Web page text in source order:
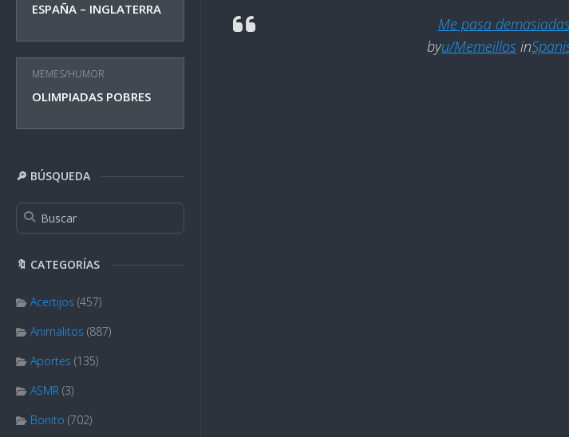
ESPAÑA – INGLATERRA
MEMES/HUMOR
OLIMPIADAS POBRES
🔎 BÚSQUEDA
🔖 CATEGORÍAS
Acertijos (457)
Animalitos (887)
Aportes (135)
ASMR (3)
Bonito (702)
Me pasa
byu/Memeillos in